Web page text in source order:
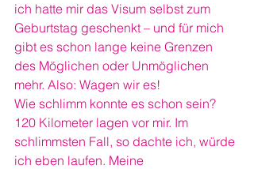
ich hatte mir das Visum selbst zum
Geburtstag geschenkt – und für mich
gibt es schon lange keine Grenzen
des Möglichen oder Unmöglichen
mehr. Also: Wagen wir es!
Wie schlimm konnte es schon sein?
120 Kilometer lagen vor mir. Im
schlimmsten Fall, so dachte ich, würde
ich eben laufen. Meine